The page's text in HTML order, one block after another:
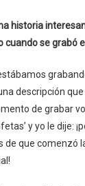
historia
cuando se grabó
descripción que
de grabar
y yo le dije:
de que comenzó